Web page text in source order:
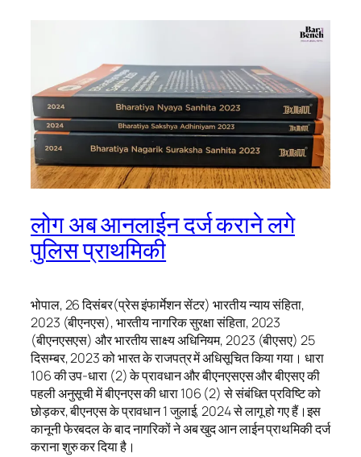
लोग अब आनलाईन दर्ज कराने लगे
पुलिस प्राथमिकी
भोपाल, 26 दिसंबर(प्रेस इंफार्मेशन सेंटर) भारतीय न्याय संहिता,
2023 (बीएनएस), भारतीय नागरिक सुरक्षा संहिता, 2023
(बीएनएसएस) और भारतीय साक्ष्य अधिनियम, 2023 (बीएसए) 25
दिसम्‍बर, 2023 को भारत के राजपत्र में अधिसूचित किया गया। धारा
106 की उप-धारा (2) के प्रावधान और बीएनएसएस और बीएसए की
पहली अनुसूची में बीएनएस की धारा 106 (2) से संबंधित प्रविष्टि को
छोड़कर, बीएनएस के प्रावधान 1 जुलाई, 2024 से लागू हो गए हैं।इस
कानूनी फेरबदल के बाद नागरिकों ने अब खुद आन लाईन प्राथमिकी दर्ज
कराना शुरु कर दिया है।